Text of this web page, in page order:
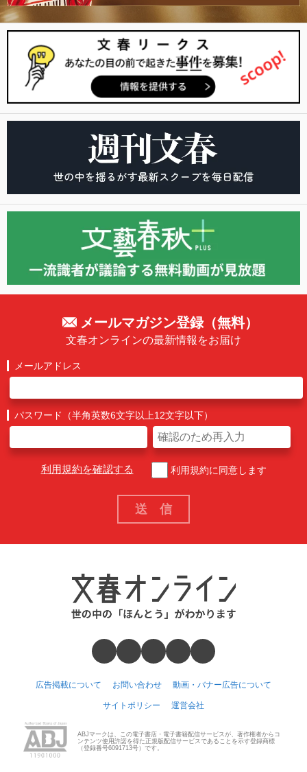
メールマガジン登録（無料）
文春オンラインの最新情報をお届け
メールアドレス
パスワード（半角英数6文字以上12文字以下）
利用規約を確認する 利用規約に同意します
広告掲載について お問い合わせ 動画・バナー広告について
サイトポリシー 運営会社
ABJマークは、この電子書店・電子書籍配信サービスが、著作権者からコ
ンテンツ使用許諾を得た正規版配信サービスであることを示す登録商標
（登録番号6091713号）です。